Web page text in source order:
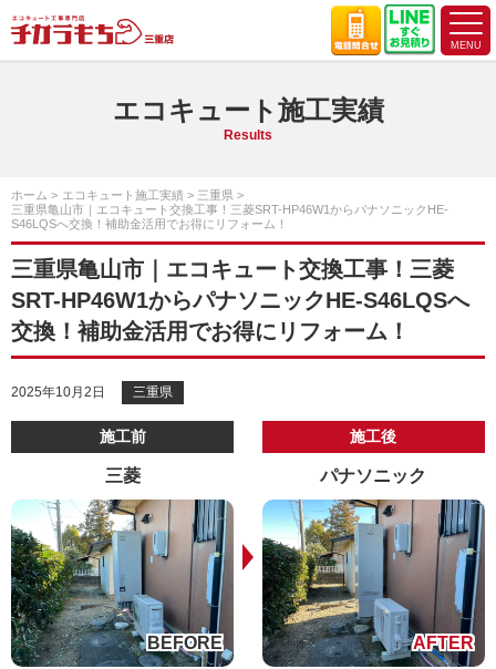
エコキュート施工実績
Results
ホーム エコキュート施工実績
三重県
三重県亀山市｜エコキュート交換工事！三菱SRT-HP46W1からパナソニックHE-
S46LQSへ交換！補助金活用でお得にリフォーム！
三重県亀山市｜エコキュート交換工事！三菱
SRT-HP46W1からパナソニックHE-S46LQSへ
交換！補助金活用でお得にリフォーム！
2025年10月2日 三重県
施工前
三菱
施工後
パナソニック